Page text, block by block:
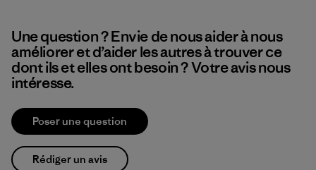
Une question ? Envie de nous aider à nous
améliorer et d’aider les autres à trouver ce
dont ils et elles ont besoin ? Votre avis nous
intéresse.
Poser une question
Rédiger un avis